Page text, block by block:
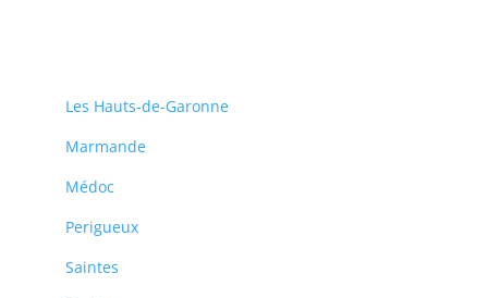
Les Hauts-de-Garonne
Marmande
Médoc
Perigueux
Saintes